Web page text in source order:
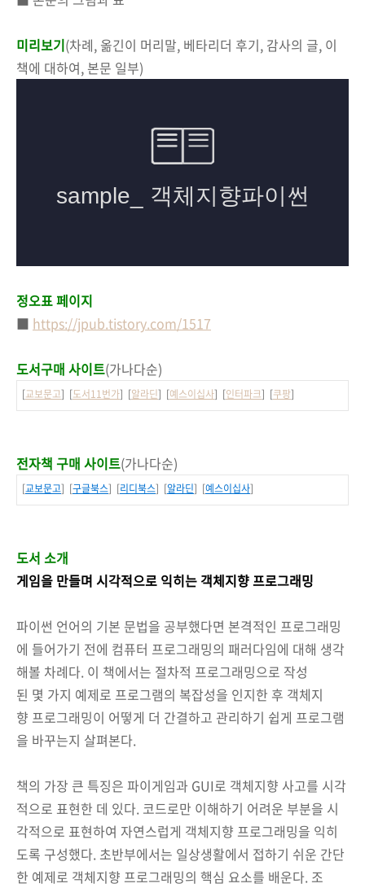
미리보기(차례, 옮긴이 머리말, 베타리더 후기, 감사의 글, 이
책에 대하여, 본문 일부)
정오표 페이지
■ https://jpub.tistory.com/1517
도서구매 사이트(가나다순)
[교보문고] [도서11번가] [알라딘] [예스이십사] [인터파크] [쿠팡]
전자책 구매 사이트(가나다순)
[교보문고] [구글북스] [리디북스] [알라딘] [예스이십사]
도서 소개
게임을 만들며 시각적으로 익히는 객체지향 프로그래밍
파이썬 언어의 기본 문법을 공부했다면 본격적인 프로그래밍
에 들어가기 전에 컴퓨터 프로그래밍의 패러다임에 대해 생각
해볼 차례다. 이 책에서는 절차적 프로그래밍으로 작성
된 몇 가지 예제로 프로그램의 복잡성을 인지한 후 객체지
향 프로그래밍이 어떻게 더 간결하고 관리하기 쉽게 프로그램
을 바꾸는지 살펴본다.
책의 가장 큰 특징은 파이게임과 GUI로 객체지향 사고를 시각
적으로 표현한 데 있다. 코드로만 이해하기 어려운 부분을 시
각적으로 표현하여 자연스럽게 객체지향 프로그래밍을 익히
도록 구성했다. 초반부에서는 일상생활에서 접하기 쉬운 간단
한 예제로 객체지향 프로그래밍의 핵심 요소를 배운다. 조